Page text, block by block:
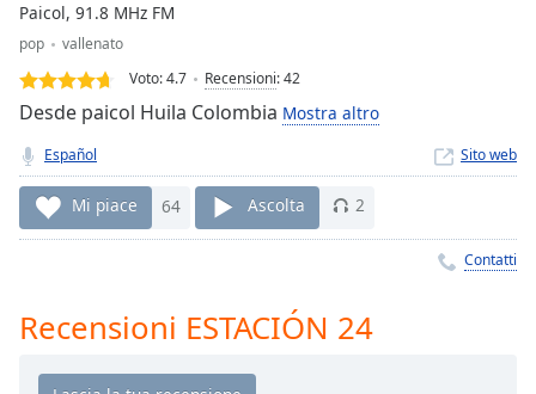
Loaded:
0.00%
Stream
Type
LIVE
live,
currently
behind
LIVE
Remaining
Rate
Paicol, 91.8 MHz FM
pop
vallenato
Voto:4.7 Recensioni:42
Desde paicol Huila Colombia Mostra altro
Español Sito web
Mi piace 64 Ascolta 2
Contatti
Recensioni ESTACIÓN 24